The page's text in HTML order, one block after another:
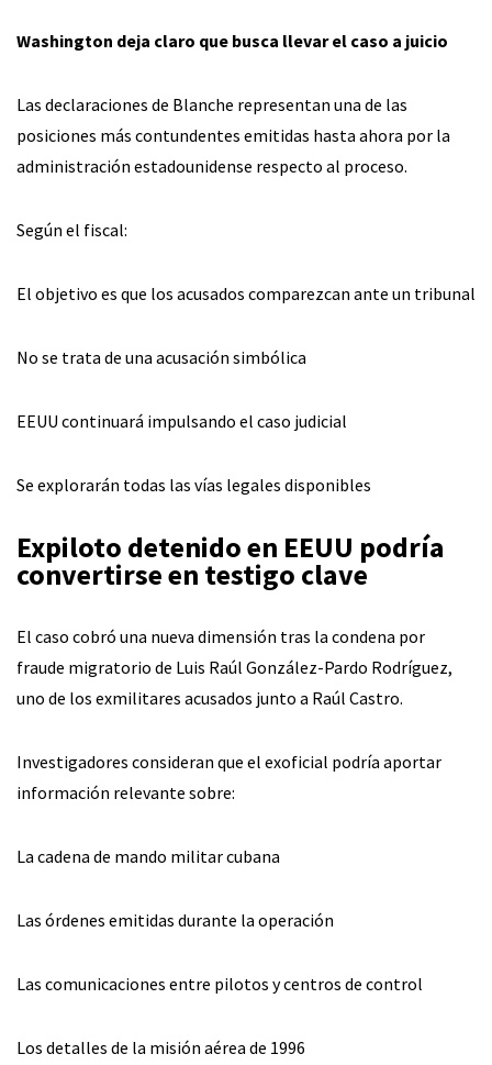
Washington deja claro que busca llevar el caso a juicio
Las declaraciones de Blanche representan una de las
posiciones más contundentes emitidas hasta ahora por la
administración estadounidense respecto al proceso.
Según el fiscal:
El objetivo es que los acusados comparezcan ante un tribunal
No se trata de una acusación simbólica
EEUU continuará impulsando el caso judicial
Se explorarán todas las vías legales disponibles
Expiloto detenido en EEUU podría
convertirse en testigo clave
El caso cobró una nueva dimensión tras la condena por
fraude migratorio de Luis Raúl González-Pardo Rodríguez,
uno de los exmilitares acusados junto a Raúl Castro.
Investigadores consideran que el exoficial podría aportar
información relevante sobre:
La cadena de mando militar cubana
Las órdenes emitidas durante la operación
Las comunicaciones entre pilotos y centros de control
Los detalles de la misión aérea de 1996